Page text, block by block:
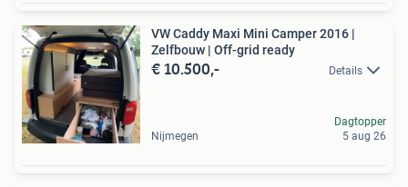
VW Caddy Maxi Mini Camper 2016 |
Zelfbouw | Off-grid ready
€ 10.500,- Details
Nijmegen
Dagtopper
5 aug 26